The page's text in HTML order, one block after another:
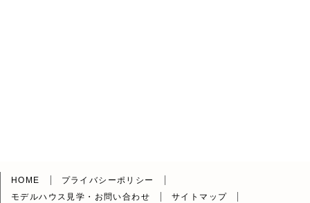
HOME
プライバシーポリシー
モデルハウス見学・お問い合わせ
サイトマップ